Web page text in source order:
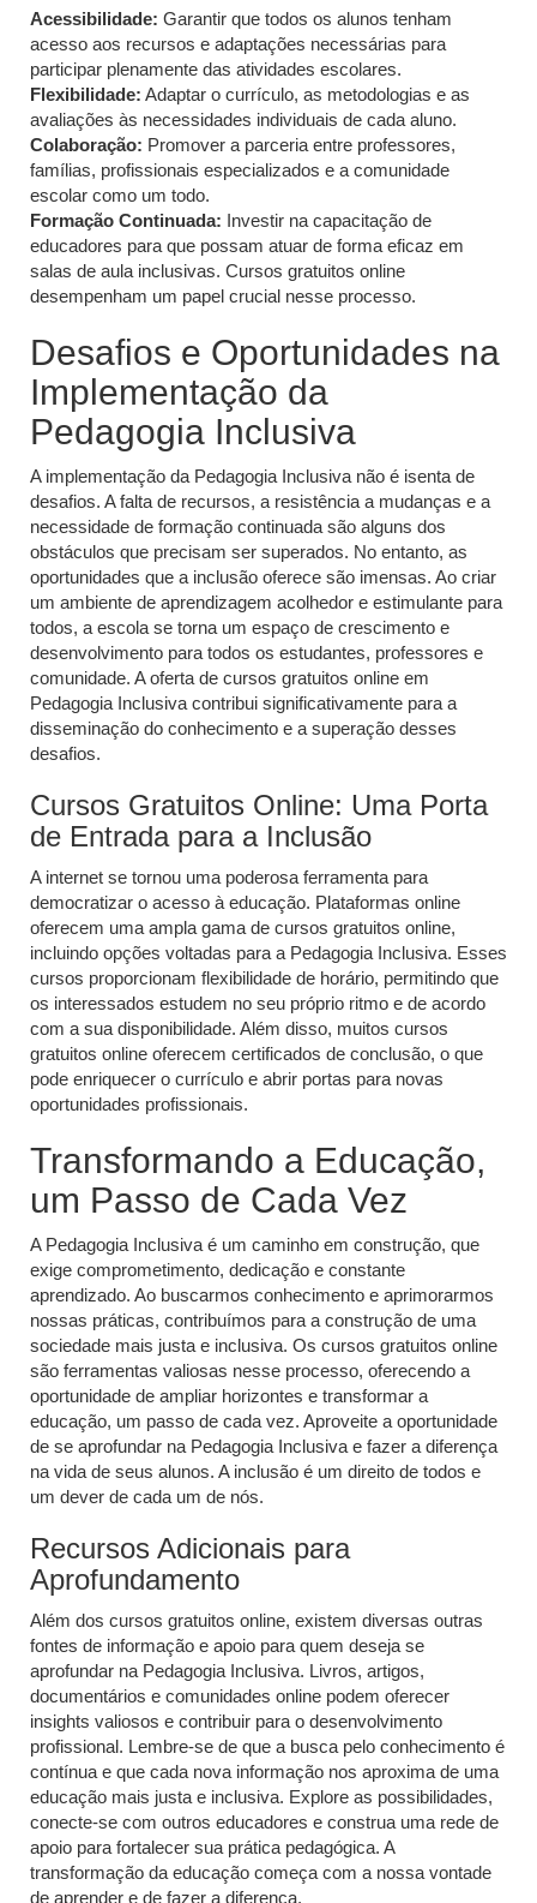
Acessibilidade: Garantir que todos os alunos tenham
acesso aos recursos e adaptações necessárias para
participar plenamente das atividades escolares.
Flexibilidade: Adaptar o currículo, as metodologias e as
avaliações às necessidades individuais de cada aluno.
Colaboração: Promover a parceria entre professores,
famílias, profissionais especializados e a comunidade
escolar como um todo.
Formação Continuada: Investir na capacitação de
educadores para que possam atuar de forma eficaz em
salas de aula inclusivas. Cursos gratuitos online
desempenham um papel crucial nesse processo.
Desafios e Oportunidades na
Implementação da
Pedagogia Inclusiva
A implementação da Pedagogia Inclusiva não é isenta de
desafios. A falta de recursos, a resistência a mudanças e a
necessidade de formação continuada são alguns dos
obstáculos que precisam ser superados. No entanto, as
oportunidades que a inclusão oferece são imensas. Ao criar
um ambiente de aprendizagem acolhedor e estimulante para
todos, a escola se torna um espaço de crescimento e
desenvolvimento para todos os estudantes, professores e
comunidade. A oferta de cursos gratuitos online em
Pedagogia Inclusiva contribui significativamente para a
disseminação do conhecimento e a superação desses
desafios.
Cursos Gratuitos Online: Uma Porta
de Entrada para a Inclusão
A internet se tornou uma poderosa ferramenta para
democratizar o acesso à educação. Plataformas online
oferecem uma ampla gama de cursos gratuitos online,
incluindo opções voltadas para a Pedagogia Inclusiva. Esses
cursos proporcionam flexibilidade de horário, permitindo que
os interessados estudem no seu próprio ritmo e de acordo
com a sua disponibilidade. Além disso, muitos cursos
gratuitos online oferecem certificados de conclusão, o que
pode enriquecer o currículo e abrir portas para novas
oportunidades profissionais.
Transformando a Educação,
um Passo de Cada Vez
A Pedagogia Inclusiva é um caminho em construção, que
exige comprometimento, dedicação e constante
aprendizado. Ao buscarmos conhecimento e aprimorarmos
nossas práticas, contribuímos para a construção de uma
sociedade mais justa e inclusiva. Os cursos gratuitos online
são ferramentas valiosas nesse processo, oferecendo a
oportunidade de ampliar horizontes e transformar a
educação, um passo de cada vez. Aproveite a oportunidade
de se aprofundar na Pedagogia Inclusiva e fazer a diferença
na vida de seus alunos. A inclusão é um direito de todos e
um dever de cada um de nós.
Recursos Adicionais para
Aprofundamento
Além dos cursos gratuitos online, existem diversas outras
fontes de informação e apoio para quem deseja se
aprofundar na Pedagogia Inclusiva. Livros, artigos,
documentários e comunidades online podem oferecer
insights valiosos e contribuir para o desenvolvimento
profissional. Lembre-se de que a busca pelo conhecimento é
contínua e que cada nova informação nos aproxima de uma
educação mais justa e inclusiva. Explore as possibilidades,
conecte-se com outros educadores e construa uma rede de
apoio para fortalecer sua prática pedagógica. A
transformação da educação começa com a nossa vontade
de aprender e de fazer a diferença.